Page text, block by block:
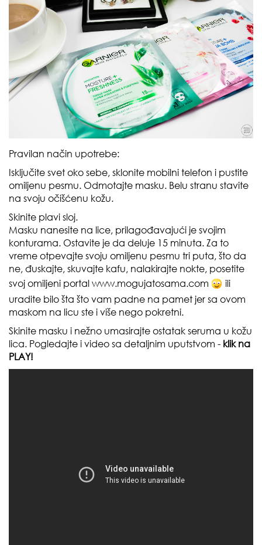
Pravilan način upotrebe:
Isključite svet oko sebe, sklonite mobilni telefon i pustite
omiljenu pesmu. Odmotajte masku. Belu stranu stavite
na svoju očišćenu kožu.
Skinite plavi sloj.
Masku nanesite na lice, prilagođavajući je svojim
konturama. Ostavite je da deluje 15 minuta. Za to
vreme otpevajte svoju omiljenu pesmu tri puta, što da
ne, đuskajte, skuvajte kafu, nalakirajte nokte, posetite
svoj omiljeni portal www.mogujatosama.com
ili
uradite bilo šta što vam padne na pamet jer sa ovom
maskom na licu ste i više nego pokretni.
Skinite masku i nežno umasirajte ostatak seruma u kožu
lica. Pogledajte i video sa detaljnim uputstvom - klik na
PLAY!